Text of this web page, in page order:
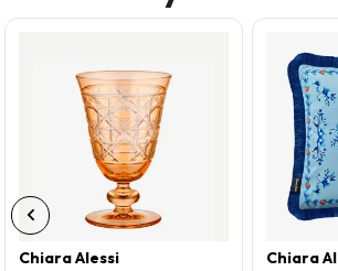
Chiara Alessi Chiara